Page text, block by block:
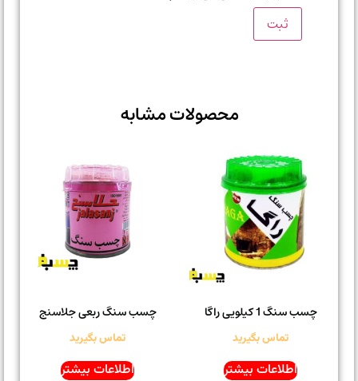
محصولات مشابه
چسب سنگ 1 کیلویی راگا
تماس بگیرید
اطلاعات بیشتر
چسب سنگ ربعی جلاسنج
تماس بگیرید
اطلاعات بیشتر